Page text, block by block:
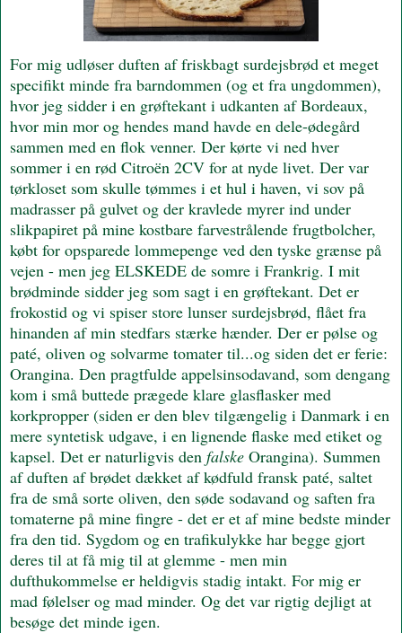
For mig udløser duften af friskbagt surdejsbrød et meget
specifikt minde fra barndommen (og et fra ungdommen),
hvor jeg sidder i en grøftekant i udkanten af Bordeaux,
hvor min mor og hendes mand havde en dele-ødegård
sammen med en flok venner. Der kørte vi ned hver
sommer i en rød Citroën 2CV for at nyde livet. Der var
tørkloset som skulle tømmes i et hul i haven, vi sov på
madrasser på gulvet og der kravlede myrer ind under
slikpapiret på mine kostbare farvestrålende frugtbolcher,
købt for opsparede lommepenge ved den tyske grænse på
vejen - men jeg ELSKEDE de somre i Frankrig. I mit
brødminde sidder jeg som sagt i en grøftekant. Det er
frokostid og vi spiser store lunser surdejsbrød, flået fra
hinanden af min stedfars stærke hænder. Der er pølse og
paté, oliven og solvarme tomater til...og siden det er ferie:
Orangina. Den pragtfulde appelsinsodavand, som dengang
kom i små buttede prægede klare glasflasker med
korkpropper (siden er den blev tilgængelig i Danmark i en
mere syntetisk udgave, i en lignende flaske med etiket og
kapsel. Det er naturligvis den falske Orangina). Summen
af duften af brødet dækket af kødfuld fransk paté, saltet
fra de små sorte oliven, den søde sodavand og saften fra
tomaterne på mine fingre - det er et af mine bedste minder
fra den tid. Sygdom og en trafikulykke har begge gjort
deres til at få mig til at glemme - men min
dufthukommelse er heldigvis stadig intakt. For mig er
mad følelser og mad minder. Og det var rigtig dejligt at
besøge det minde igen.